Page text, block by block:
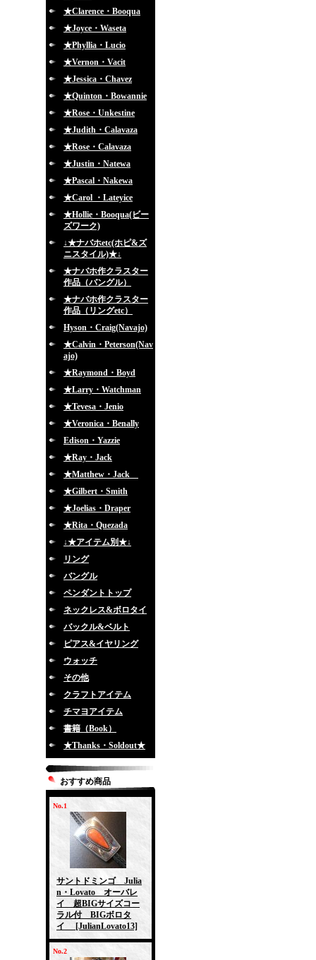
★Clarence・Booqua
★Joyce・Waseta
★Phyllia・Lucio
★Vernon・Vacit
★Jessica・Chavez
★Quinton・Bowannie
★Rose・Unkestine
★Judith・Calavaza
★Rose・Calavaza
★Justin・Natewa
★Pascal・Nakewa
★Carol ・Lateyice
★Hollie・Booqua(ビー
ズワーク)
↓★ナバホetc(ホピ&ズ
ニスタイル)★↓
★ナバホ作クラスター
作品（バングル）
★ナバホ作クラスター
作品（リングetc）
Hyson・Craig(Navajo)
★Calvin・Peterson(Nav
ajo)
★Raymond・Boyd
★Larry・Watchman
★Tevesa・Jenio
★Veronica・Benally
Edison・Yazzie
★Ray・Jack
★Matthew・Jack
★Gilbert・Smith
★Joelias・Draper
★Rita・Quezada
↓★アイテム別★↓
リング
バングル
ペンダントトップ
ネックレス&ボロタイ
バックル&ベルト
ピアス&イヤリング
ウォッチ
その他
クラフトアイテム
チマヨアイテム
書籍（Book）
★Thanks・Soldout★
おすすめ商品
No.1
サントドミンゴ Julia
n・Lovato オーバレ
イ 超BIGサイズコー
ラル付 BIGボロタ
イ
[JulianLovato13]
No.2